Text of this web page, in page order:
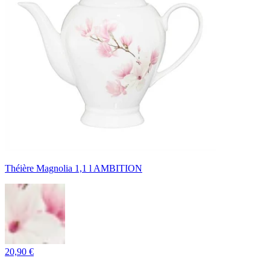
Théière Magnolia 1,1 l AMBITION
20,90 €